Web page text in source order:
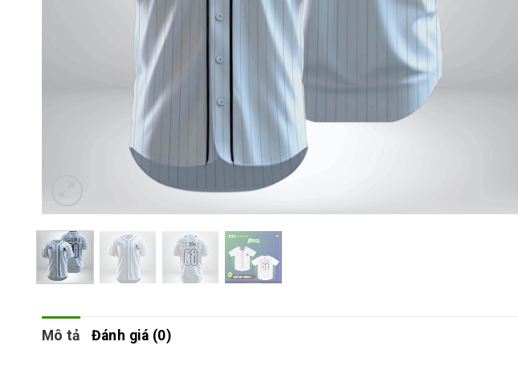
Mô tả Đánh giá (0)